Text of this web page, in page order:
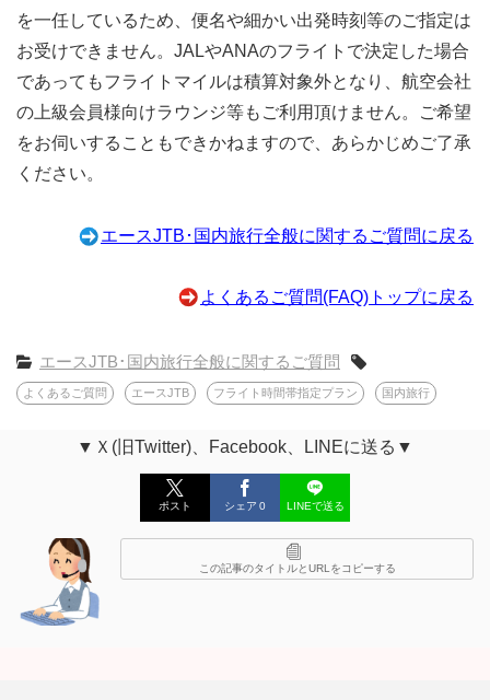
を一任しているため、便名や細かい出発時刻等のご指定は
お受けできません。JALやANAのフライトで決定した場合
であってもフライトマイルは積算対象外となり、航空会社
の上級会員様向けラウンジ等もご利用頂けません。ご希望
をお伺いすることもできかねますので、あらかじめご了承
ください。
エースJTB･国内旅行全般に関するご質問に戻る
よくあるご質問(FAQ)トップに戻る
エースJTB･国内旅行全般に関するご質問
よくあるご質問 エースJTB フライト時間帯指定プラン 国内旅行
▼Ｘ(旧Twitter)、Facebook、LINEに送る▼
ポスト シェア 0 LINEで送る
この記事のタイトルとURLをコピーする